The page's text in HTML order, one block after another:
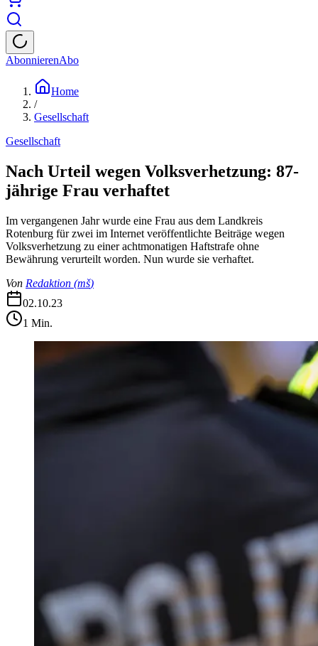
AbonnierenAbo
Home
/
Gesellschaft
Gesellschaft
Nach Urteil wegen Volksverhetzung: 87-
jährige Frau verhaftet
Im vergangenen Jahr wurde eine Frau aus dem Landkreis
Rotenburg für zwei im Internet veröffentlichte Beiträge wegen
Volksverhetzung zu einer achtmonatigen Haftstrafe ohne
Bewährung verurteilt worden. Nun wurde sie verhaftet.
Von Redaktion (mš)
02.10.23
1 Min.